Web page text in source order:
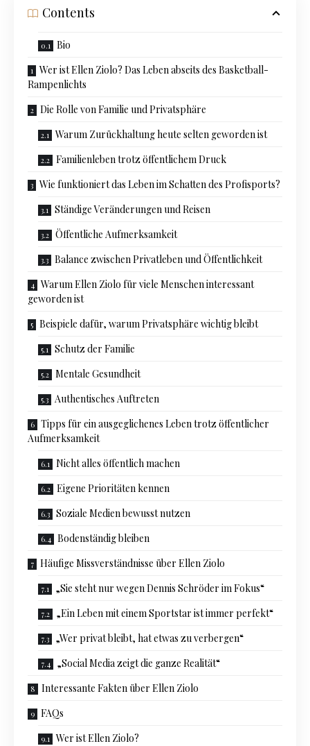
Contents
Bio
Wer ist Ellen Ziolo? Das Leben abseits des Basketball-
Rampenlichts
Die Rolle von Familie und Privatsphäre
Warum Zurückhaltung heute selten geworden ist
Familienleben trotz öffentlichem Druck
Wie funktioniert das Leben im Schatten des Profisports?
Ständige Veränderungen und Reisen
Öffentliche Aufmerksamkeit
Balance zwischen Privatleben und Öffentlichkeit
Warum Ellen Ziolo für viele Menschen interessant
geworden ist
Beispiele dafür, warum Privatsphäre wichtig bleibt
Schutz der Familie
Mentale Gesundheit
Authentisches Auftreten
Tipps für ein ausgeglichenes Leben trotz öffentlicher
Aufmerksamkeit
Nicht alles öffentlich machen
Eigene Prioritäten kennen
Soziale Medien bewusst nutzen
Bodenständig bleiben
Häufige Missverständnisse über Ellen Ziolo
„Sie steht nur wegen Dennis Schröder im Fokus“
„Ein Leben mit einem Sportstar ist immer perfekt“
„Wer privat bleibt, hat etwas zu verbergen“
„Social Media zeigt die ganze Realität“
Interessante Fakten über Ellen Ziolo
FAQs
Wer ist Ellen Ziolo?